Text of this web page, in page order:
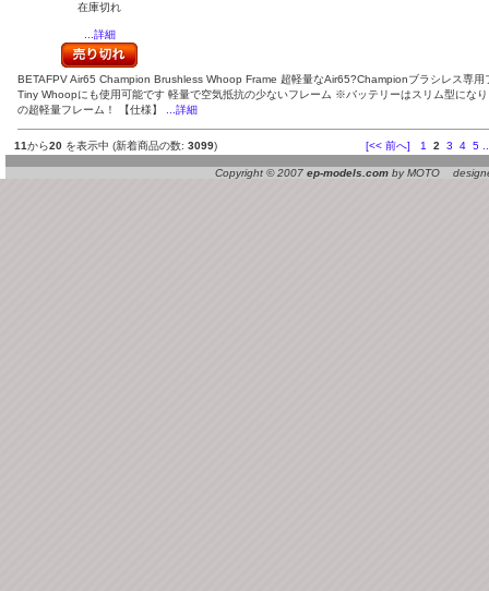
在庫切れ
...詳細
BETAFPV Air65 Champion Brushless Whoop Frame 超軽量なAir65?Championブラシレス専用
Tiny Whoopにも使用可能です 軽量で空気抵抗の少ないフレーム ※バッテリーはスリム型にな
の超軽量フレーム！ 【仕様】
...詳細
11から20 を表示中 (新着商品の数: 3099) [<< 前へ] 1 2 3 4 5
Copyright © 2007 ep-models.com by MOTO